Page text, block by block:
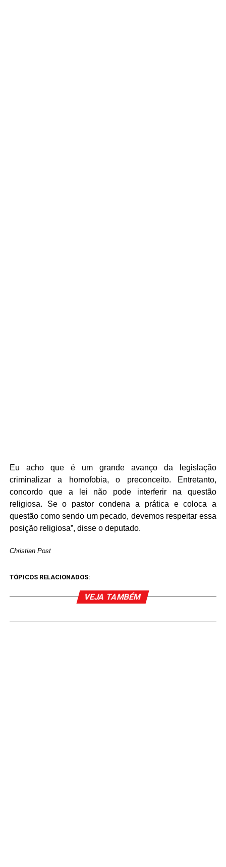
Eu acho que é um grande avanço da legislação
criminalizar a homofobia, o preconceito. Entretanto,
concordo que a lei não pode interferir na questão
religiosa. Se o pastor condena a prática e coloca a
questão como sendo um pecado, devemos respeitar essa
posição religiosa”, disse o deputado.
Christian Post
TÓPICOS RELACIONADOS:
VEJA TAMBÉM